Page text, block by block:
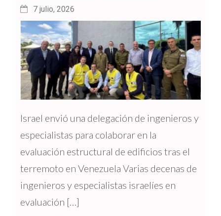
7 julio, 2026
Israel envió una delegación de ingenieros y
especialistas para colaborar en la
evaluación estructural de edificios tras el
terremoto en Venezuela Varias decenas de
ingenieros y especialistas israelíes en
evaluación […]